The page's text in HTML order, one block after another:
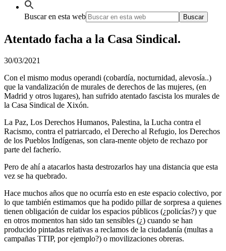
Buscar en esta web
Atentado facha a la Casa Sindical.
30/03/2021
Con el mismo modus operandi (cobardía, nocturnidad, alevosía..)
que la vandalización de murales de derechos de las mujeres, (en
Madrid y otros lugares), han sufrido atentado fascista los murales de
la Casa Sindical de Xixón.
La Paz, Los Derechos Humanos, Palestina, la Lucha contra el
Racismo, contra el patriarcado, el Derecho al Refugio, los Derechos
de los Pueblos Indígenas, son clara-mente objeto de rechazo por
parte del facherío.
Pero de ahí a atacarlos hasta destrozarlos hay una distancia que esta
vez se ha quebrado.
Hace muchos años que no ocurría esto en este espacio colectivo, por
lo que también estimamos que ha podido pillar de sorpresa a quienes
tienen obligación de cuidar los espacios públicos (¿policías?) y que
en otros momentos han sido tan sensibles (¿) cuando se han
producido pintadas relativas a reclamos de la ciudadanía (multas a
campañas TTIP, por ejemplo?) o movilizaciones obreras.